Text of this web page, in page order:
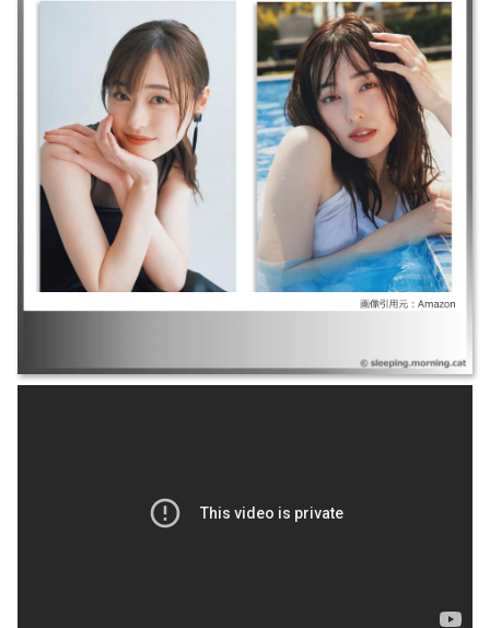
｜映画 正直不動産 ｜明日はもっと、いい日になる ｜正直不動産スペシャ
ル ｜マル秘の密子さん ｜あの花が咲く丘で、君とまた出会えたら。 ｜
18/40～ふたりなら夢も恋も～ ｜正直不動産 ｜舞いあがれ! ｜アンラッキ
ーガール ｜ゆるキャン△ ｜映画賭ケグルイ ｜コーヒー&バニラ ｜羊とオ
オカミの恋と殺人 ｜声ガール!